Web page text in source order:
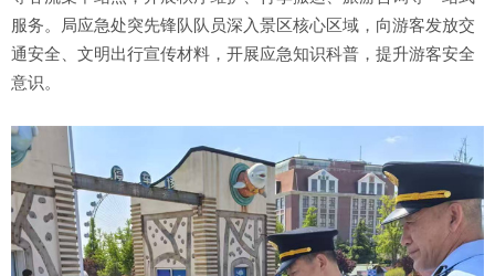
服务。局应急处突先锋队队员深入景区核心区域，向游客发放交
通安全、文明出行宣传材料，开展应急知识科普，提升游客安全
意识。